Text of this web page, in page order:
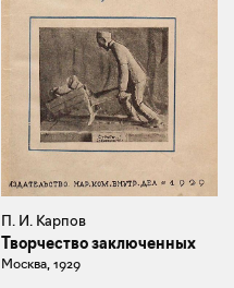
П. И. Карпов
Творчество заключенных
Москва, 1929